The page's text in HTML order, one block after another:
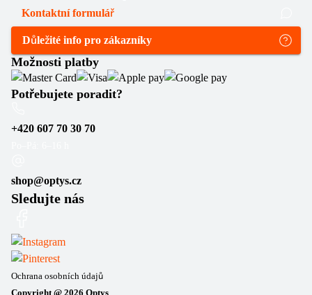
Kontaktní formulář
Důležité info pro zákazníky
Možnosti platby
Potřebujete poradit?
+420 607 70 30 70
shop@optys.cz
Sledujte nás
Ochrana osobních údajů
Copyright @ 2026 Optys